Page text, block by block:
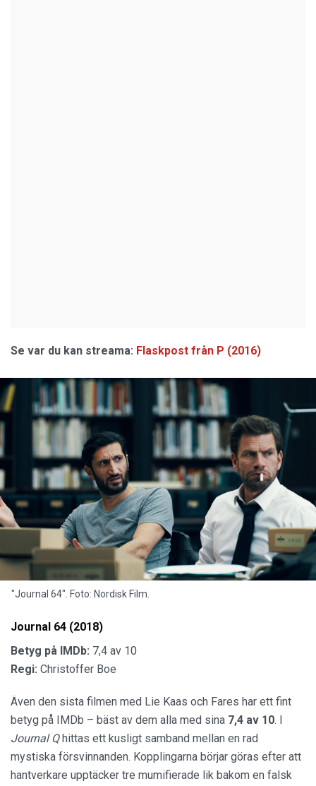
Se var du kan streama: Flaskpost från P (2016)
"Journal 64". Foto: Nordisk Film.
Journal 64 (2018)
Betyg på IMDb: 7,4 av 10
Regi: Christoffer Boe
Även den sista filmen med Lie Kaas och Fares har ett fint
betyg på IMDb – bäst av dem alla med sina 7,4 av 10. I
Journal Qhittas ett kusligt samband mellan en rad
mystiska försvinnanden. Kopplingarna börjar göras efter att
hantverkare upptäcker tre mumifierade lik bakom en falsk